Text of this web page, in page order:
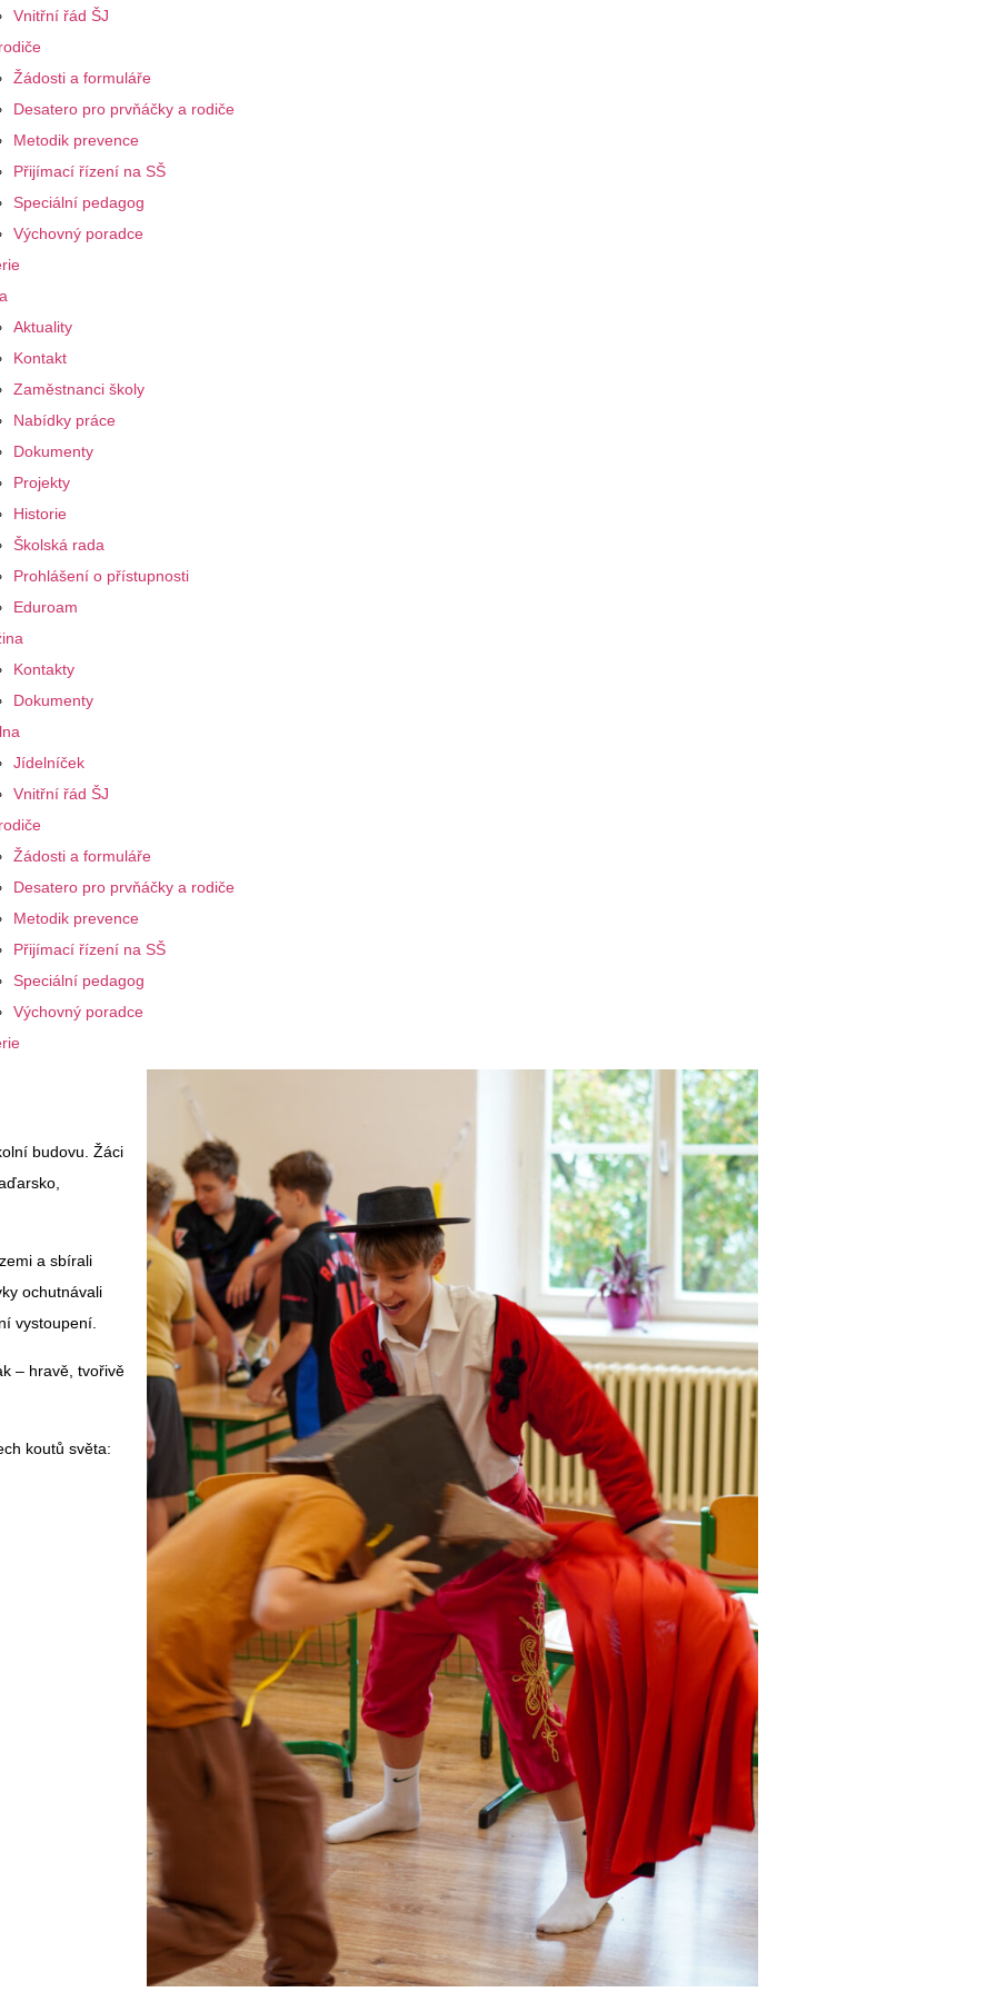
Vnitřní řád ŠJ
Žádosti a formuláře
Desatero pro prvňáčky a rodiče
Metodik prevence
Přijímací řízení na SŠ
Speciální pedagog
Výchovný poradce
Aktuality
Kontakt
Zaměstnanci školy
Nabídky práce
Dokumenty
Projekty
Historie
Školská rada
Prohlášení o přístupnosti
Eduroam
Kontakty
Dokumenty
Jídelníček
Vnitřní řád ŠJ
Žádosti a formuláře
Desatero pro prvňáčky a rodiče
Metodik prevence
Přijímací řízení na SŠ
Speciální pedagog
Výchovný poradce
budovu. Žáci
a sbírali
ochutnávali
vystoupení.
– hravě, tvořivě
koutů světa: